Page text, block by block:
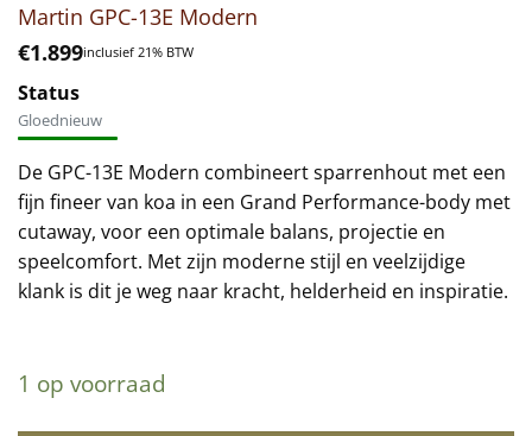
Martin GPC-13E Modern
€1.899inclusief 21% BTW
Status
Gloednieuw
De GPC-13E Modern combineert sparrenhout met een
fijn fineer van koa in een Grand Performance-body met
cutaway, voor een optimale balans, projectie en
speelcomfort. Met zijn moderne stijl en veelzijdige
klank is dit je weg naar kracht, helderheid en inspiratie.
1 op voorraad